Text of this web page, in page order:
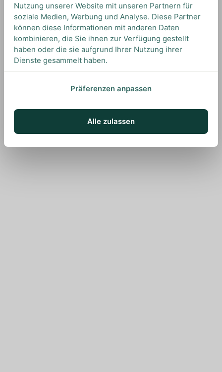
Nutzung unserer Website mit unseren Partnern für
soziale Medien, Werbung und Analyse. Diese Partner
können diese Informationen mit anderen Daten
kombinieren, die Sie ihnen zur Verfügung gestellt
haben oder die sie aufgrund Ihrer Nutzung ihrer
Dienste gesammelt haben.
Präferenzen anpassen
Alle zulassen